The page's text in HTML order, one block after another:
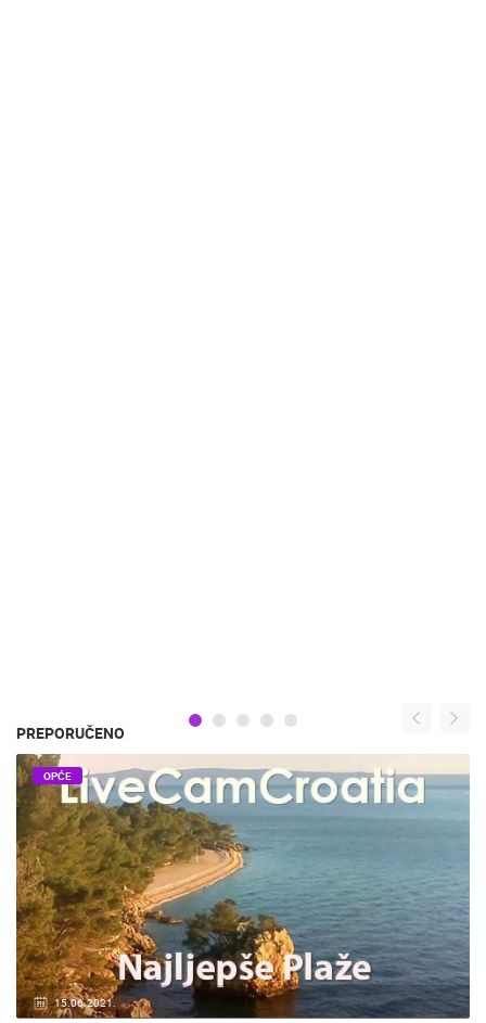
PREPORUČENO
15.06.2021.
OPĆE